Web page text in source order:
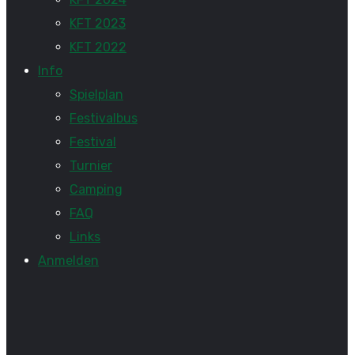
KFT 2023
KFT 2022
Info
Spielplan
Festivalbus
Festival
Turnier
Camping
FAQ
Links
Anmelden